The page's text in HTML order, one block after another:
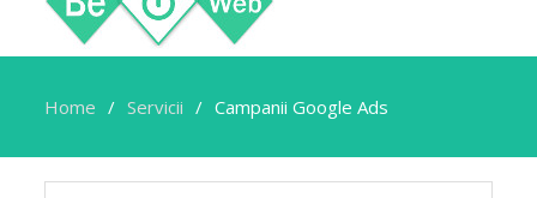
Home Servicii Campanii Google Ads